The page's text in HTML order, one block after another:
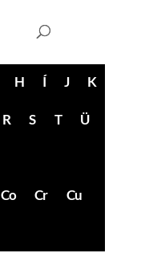
H Í J K
R S T Ü
Co Cr Cu